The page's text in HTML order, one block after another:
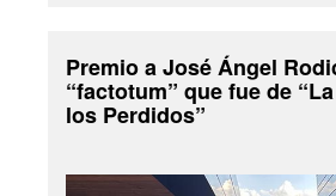
Premio a José Ángel
“factotum” que fue de
los Perdidos”